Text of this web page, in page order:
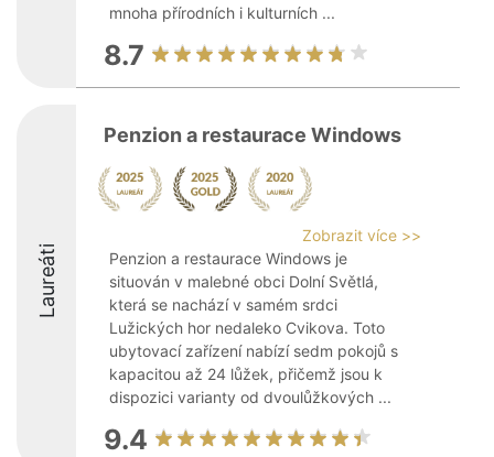
mnoha přírodních i kulturních ...
8.7
Laureáti
Penzion a restaurace Windows
Zobrazit více >>
Penzion a restaurace Windows je
situován v malebné obci Dolní Světlá,
která se nachází v samém srdci
Lužických hor nedaleko Cvikova. Toto
ubytovací zařízení nabízí sedm pokojů s
kapacitou až 24 lůžek, přičemž jsou k
dispozici varianty od dvoulůžkových ...
9.4